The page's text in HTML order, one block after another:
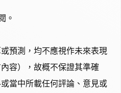
。
預測，均不應視作未來表現
容），故概不保證其準確
當中所載任何評論、意見或